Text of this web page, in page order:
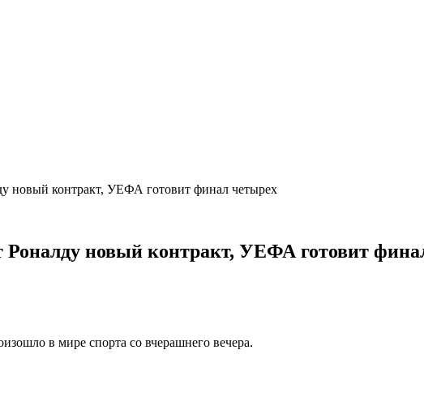
новый контракт, УЕФА готовит финал четырех
новый контракт, УЕФА готовит
в мире спорта со вчерашнего вечера.